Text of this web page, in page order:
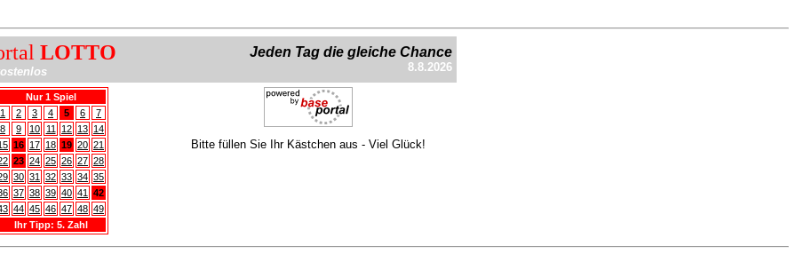
LOTTO Jeden Tag die gleiche Chance
8.8.2026
Nur 1 Spiel
1
2 3 4 5 6
7
8
9 10 11 12 13 14
16 17 18 19 20 21
23 24 25 26 27 28
30 31 32 33 34 35
37 38 39 40 41
42
44 45 46 47 48 49
Ihr Tipp: 5. Zahl
Bitte füllen Sie Ihr Kästchen aus - Viel Glück!